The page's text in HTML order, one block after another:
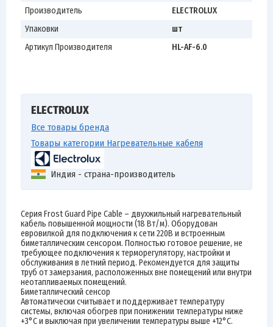
Производитель
ELECTROLUX
Упаковки
шт
Артикул Производителя
HL-AF-6.0
ELECTROLUX
Все товары бренда
Товары категории Нагревательные кабеля
Индия - страна-производитель
Серия Frost Guard Pipe Cable – двухжильный нагревательный
кабель повышенной мощности (18 Вт/м). Оборудован
евровилкой для подключения к сети 220В и встроенным
биметаллическим сенсором. Полностью готовое решение, не
требующее подключения к терморегулятору, настройки и
обслуживания в летний период. Рекомендуется для защиты
труб от замерзания, расположенных вне помещений или внутри
неотапливаемых помещений.
Биметаллический сенсор
Автоматически считывает и поддерживает температуру
системы, включая обогрев при понижении температуры ниже
+3°C и выключая при увеличении температуры выше +12°C.